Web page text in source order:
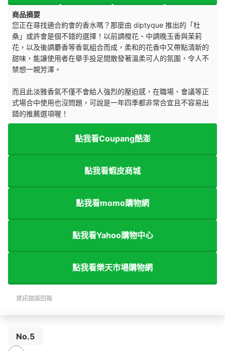
商品摘要
您正在尋找適合約會的香水嗎？那麼由 diptyque 推出的「杜
桑」或許會是個不錯的選擇！以前調橙花、中調晚玉香與茉莉
花，以及後調麝香等香氣組合而成，柔和的花香中又帶點清新的
甜味，能讓使用者在舉手投足間散發著溫柔可人的氛圍，令人不
禁想一親芳澤。
而且此淡雅香氣不僅不會給人強烈的壓迫感，在職場、會議等正
式場合中使用也沒問題，可說是一年四季都非常合宜且不容易出
錯的推薦選項喔！
點我看Coupang酷澎
點我看蝦皮商城
點我看momo購物網
點我看Yahoo購物中心
點我看樂天市場購物網
資訊錯誤回報
No.5